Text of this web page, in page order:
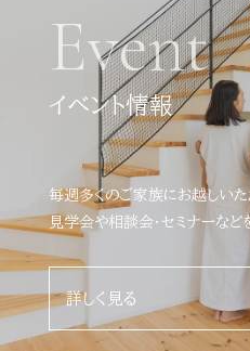
Event
イベント情報
毎週多くのご家族にお越しいた
見学会や相談会・セミナーなど
詳しく見る